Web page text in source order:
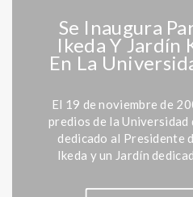
Se Inaugura
Ikeda Y Jardín
En La
El 19 de noviembre de
predios de la Universidad
dedicado al Presidente
Ikeda y un Jardín